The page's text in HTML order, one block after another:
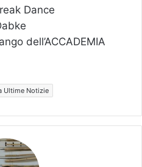
Dance
dell’ACCADEMIA
Ultime Notizie